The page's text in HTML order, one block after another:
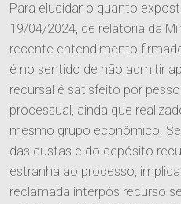
Para elucidar o quanto
19/04/2024, de relatoria da
recente entendimento
é no sentido de não admitir
recursal é satisfeito por
processual, ainda que
mesmo grupo econômico.
das custas e do depósito
estranha ao processo,
reclamada interpôs recurso